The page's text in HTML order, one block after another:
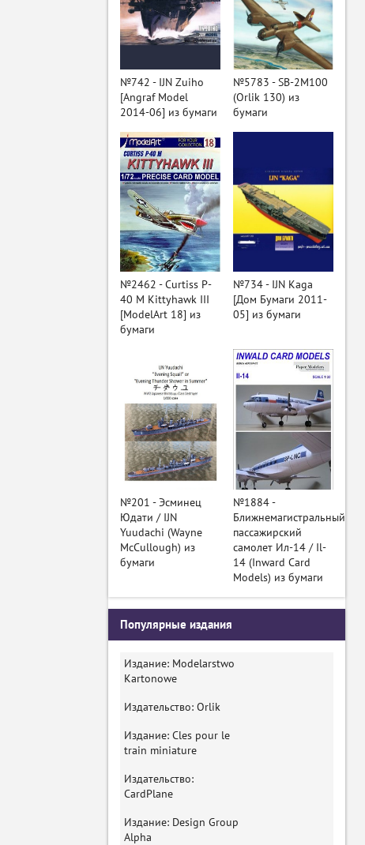
№742 - IJN Zuiho
[Angraf Model
2014-06] из бумаги
№5783 - SB-2M100
(Orlik 130) из
бумаги
№2462 - Curtiss P-
40 M Kittyhawk III
[ModelArt 18] из
бумаги
№734 - IJN Kaga
[Дом Бумаги 2011-
05] из бумаги
№201 - Эсминец
Юдати / IJN
Yuudachi (Wayne
McCullough) из
бумаги
№1884 -
Ближнемагистральный
пассажирский
самолет Ил-14 / Il-
14 (Inward Card
Models) из бумаги
Популярные издания
Издание: Modelarstwo
Kartonowe
Издательство: Orlik
Издание: Cles pour le
train miniature
Издательство:
CardPlane
Издание: Design Group
Alpha